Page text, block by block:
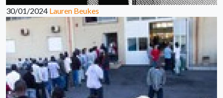
30/01/2024 Lauren Beukes